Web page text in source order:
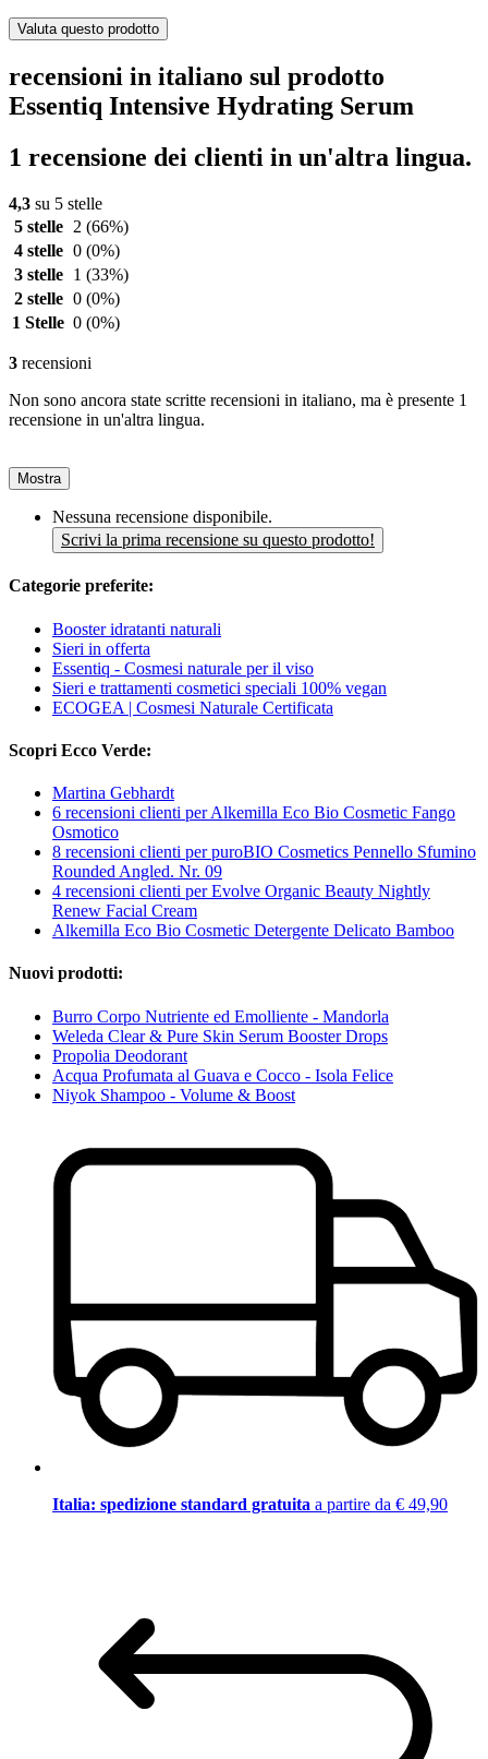
Valuta questo prodotto
recensioni in italiano sul prodotto
Essentiq Intensive Hydrating Serum
1 recensione dei clienti in un'altra lingua.
4,3 su 5 stelle
5 stelle
2 (66%)
4 stelle 0 (0%)
3 stelle
1 (33%)
2 stelle 0 (0%)
1 Stelle 0 (0%)
3 recensioni
Non sono ancora state scritte recensioni in italiano, ma è presente 1
recensione in un'altra lingua.
Mostra
Nessuna recensione disponibile.
Scrivi la prima recensione su questo prodotto!
Categorie preferite:
Booster idratanti naturali
Sieri in offerta
Essentiq - Cosmesi naturale per il viso
Sieri e trattamenti cosmetici speciali 100% vegan
ECOGEA | Cosmesi Naturale Certificata
Scopri Ecco Verde:
Martina Gebhardt
6 recensioni clienti per Alkemilla Eco Bio Cosmetic Fango
Osmotico
8 recensioni clienti per puroBIO Cosmetics Pennello Sfumino
Rounded Angled. Nr. 09
4 recensioni clienti per Evolve Organic Beauty Nightly
Renew Facial Cream
Alkemilla Eco Bio Cosmetic Detergente Delicato Bamboo
Nuovi prodotti:
Burro Corpo Nutriente ed Emolliente - Mandorla
Weleda Clear & Pure Skin Serum Booster Drops
Propolia Deodorant
Acqua Profumata al Guava e Cocco - Isola Felice
Niyok Shampoo - Volume & Boost
Italia: spedizione standard gratuita a partire da € 49,90